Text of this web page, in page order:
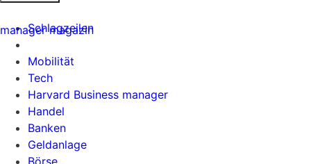
Schlagzeilen
Mobilität
Tech
Harvard Business manager
Handel
Banken
Geldanlage
Börse
manager magazin